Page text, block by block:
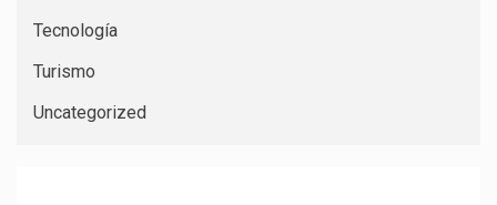
Tecnología
Turismo
Uncategorized